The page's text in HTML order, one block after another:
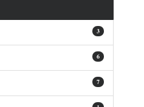
3
6
7